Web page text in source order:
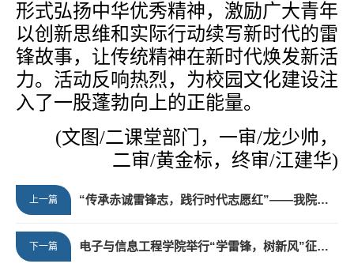
形式弘扬中华优秀精神，激励广大青年
以创新思维和实际行动续写新时代的雷
锋故事，让传统精神在新时代焕发新活
力。活动反响热烈，为校园文化建设注
入了一股蓬勃向上的正能量。
(文图/二课堂部门 ，一审/龙少帅 ，
二审/黄金标， 终审/江建华)
上一篇 “传承赤诚雷锋志，践行时代志愿红”——我院积极组织志愿者开展“绿色先锋”校园环保行动
下一篇 电子与信息工程学院举行“学雷锋，树新风”征文活动